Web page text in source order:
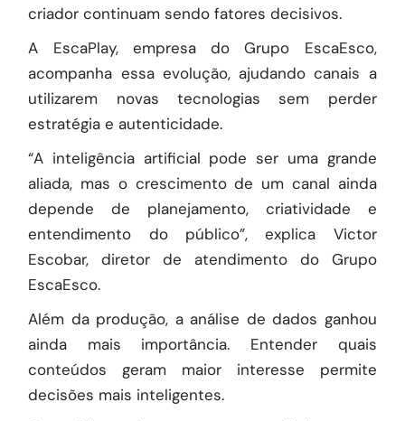
criador continuam sendo fatores decisivos.
A EscaPlay, empresa do Grupo EscaEsco,
acompanha essa evolução, ajudando canais a
utilizarem novas tecnologias sem perder
estratégia e autenticidade.
“A inteligência artificial pode ser uma grande
aliada, mas o crescimento de um canal ainda
depende de planejamento, criatividade e
entendimento do público”, explica Victor
Escobar, diretor de atendimento do Grupo
EscaEsco.
Além da produção, a análise de dados ganhou
ainda mais importância. Entender quais
conteúdos geram maior interesse permite
decisões mais inteligentes.